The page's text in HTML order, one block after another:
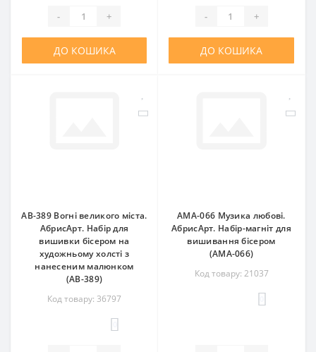
- +
ДО КОШИКА
- +
ДО КОШИКА
AB-389 Вогні великого міста.
АбрисАрт. Набір для
вишивки бісером на
художньому холсті з
нанесеним малюнком
(АВ-389)
Код товару: 36797
AMA-066 Музика любові.
АбрисАрт. Набір-магніт для
вишивання бісером
(АМА-066)
Код товару: 21037